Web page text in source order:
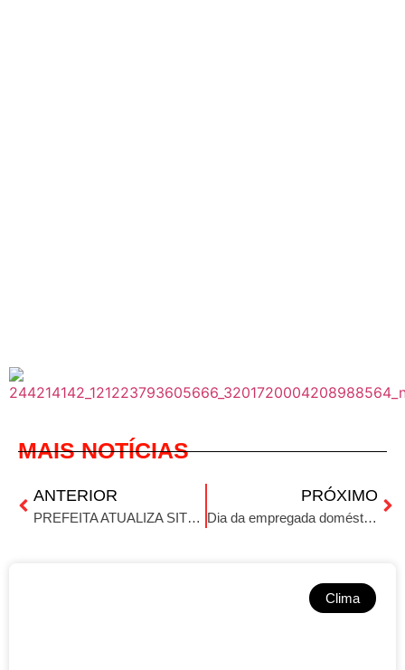
MAIS NOTÍCIAS
ANTERIOR
PREFEITA ATUALIZA SITUAÇÃO APÓS TEMPORAL EM IBIRUBÁ
PRÓXIMO
Dia da empregada doméstica
Clima